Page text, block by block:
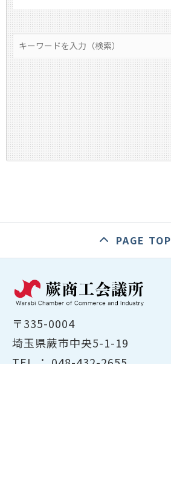
PAGE TOP
〒335-0004
埼玉県蕨市中央5-1-19
TEL ： 048-432-2655